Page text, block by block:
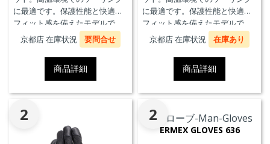
に最適です。保護性能と快適な
フィット感を備えたモデルで
す。
京都店 在庫状況 要問合せ
商品詳細
に最適です。保護性能と快適な
フィット感を備えたモデルで
す。
京都店 在庫状況 在庫あり
商品詳細
2 2
ERMEX GLOVES 636